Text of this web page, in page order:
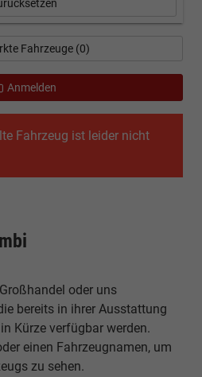
Fahrzeug ist leider nicht
oder uns
bereits in ihrer Ausstattung
Kürze verfügbar werden.
einen Fahrzeugnamen, um
zu sehen.
Fahrzeuge (0)
Anmelden